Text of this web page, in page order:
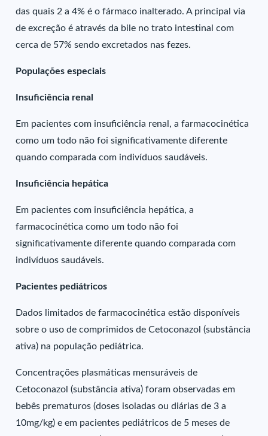
das quais 2 a 4% é o fármaco inalterado. A principal via
de excreção é através da bile no trato intestinal com
cerca de 57% sendo excretados nas fezes.
Populações especiais
Insuficiência renal
Em pacientes com insuficiência renal, a farmacocinética
como um todo não foi significativamente diferente
quando comparada com indivíduos saudáveis.
Insuficiência hepática
Em pacientes com insuficiência hepática, a
farmacocinética como um todo não foi
significativamente diferente quando comparada com
indivíduos saudáveis.
Pacientes pediátricos
Dados limitados de farmacocinética estão disponíveis
sobre o uso de comprimidos de Cetoconazol (substância
ativa) na população pediátrica.
Concentrações plasmáticas mensuráveis de
Cetoconazol (substância ativa) foram observadas em
bebês prematuros (doses isoladas ou diárias de 3 a
10mg/kg) e em pacientes pediátricos de 5 meses de